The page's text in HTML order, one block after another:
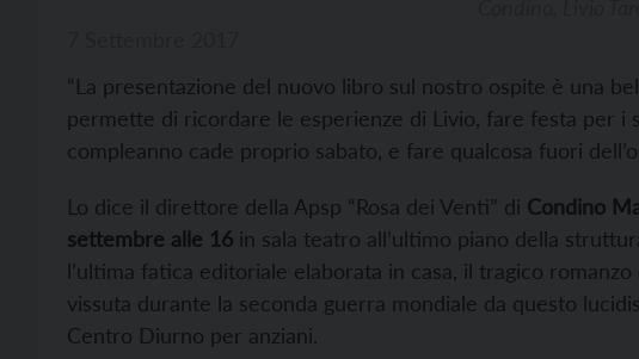
“La presentazione del nuovo libro sul nostro ospite è una
permette di ricordare le esperienze di Livio, fare festa per i
compleanno cade proprio sabato, e fare qualcosa fuori
Lo dice il direttore della Apsp “Rosa dei Venti” di Condino
settembre alle 16 in sala teatro all’ultimo piano della
l’ultima fatica editoriale elaborata in casa, il tragico
vissuta durante la seconda guerra mondiale da questo
Centro Diurno per anziani.